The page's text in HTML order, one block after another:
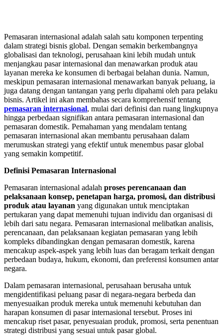
Pemasaran internasional adalah salah satu komponen terpenting
dalam strategi bisnis global. Dengan semakin berkembangnya
globalisasi dan teknologi, perusahaan kini lebih mudah untuk
menjangkau pasar internasional dan menawarkan produk atau
layanan mereka ke konsumen di berbagai belahan dunia. Namun,
meskipun pemasaran internasional menawarkan banyak peluang, ia
juga datang dengan tantangan yang perlu dipahami oleh para pelaku
bisnis. Artikel ini akan membahas secara komprehensif tentang
pemasaran internasional, mulai dari definisi dan ruang lingkupnya
hingga perbedaan signifikan antara pemasaran internasional dan
pemasaran domestik. Pemahaman yang mendalam tentang
pemasaran internasional akan membantu perusahaan dalam
merumuskan strategi yang efektif untuk menembus pasar global
yang semakin kompetitif.
Definisi Pemasaran Internasional
Pemasaran internasional adalah proses perencanaan dan
pelaksanaan konsep, penetapan harga, promosi, dan distribusi
produk atau layanan yang digunakan untuk menciptakan
pertukaran yang dapat memenuhi tujuan individu dan organisasi di
lebih dari satu negara. Pemasaran internasional melibatkan analisis,
perencanaan, dan pelaksanaan kegiatan pemasaran yang lebih
kompleks dibandingkan dengan pemasaran domestik, karena
mencakup aspek-aspek yang lebih luas dan beragam terkait dengan
perbedaan budaya, hukum, ekonomi, dan preferensi konsumen antar
negara.
Dalam pemasaran internasional, perusahaan berusaha untuk
mengidentifikasi peluang pasar di negara-negara berbeda dan
menyesuaikan produk mereka untuk memenuhi kebutuhan dan
harapan konsumen di pasar internasional tersebut. Proses ini
mencakup riset pasar, penyesuaian produk, promosi, serta penentuan
strategi distribusi yang sesuai untuk pasar global.